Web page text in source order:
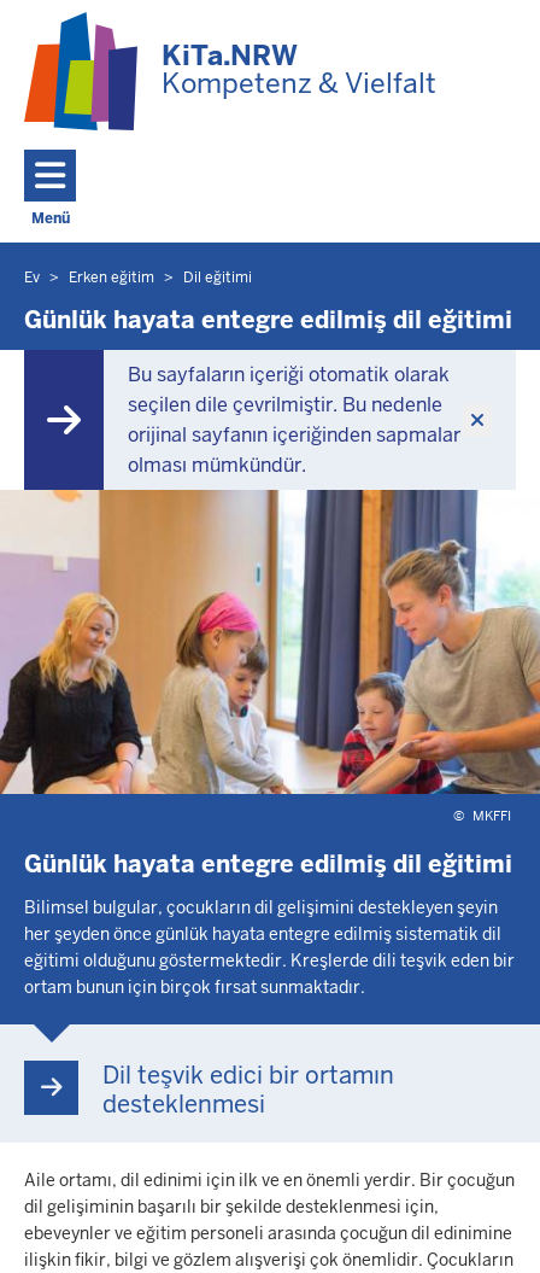
KiTa.NRW
Kompetenz & Vielfalt
Menü
Toggle navigation: Ana Menü
Burada
bulunuyorsunuz
Ev Erken eğitim Dil eğitimi
Günlük hayata entegre edilmiş dil eğitimi
Bu sayfaların içeriği otomatik olarak
seçilen dile çevrilmiştir. Bu nedenle
orijinal sayfanın içeriğinden sapmalar
olması mümkündür.
© MKFFI
Günlük hayata entegre edilmiş dil eğitimi
Bilimsel bulgular, çocukların dil gelişimini destekleyen şeyin
her şeyden önce günlük hayata entegre edilmiş sistematik dil
eğitimi olduğunu göstermektedir. Kreşlerde dili teşvik eden bir
ortam bunun için birçok fırsat sunmaktadır.
Dil teşvik edici bir ortamın
desteklenmesi
Aile ortamı, dil edinimi için ilk ve en önemli yerdir. Bir çocuğun
dil gelişiminin başarılı bir şekilde desteklenmesi için,
ebeveynler ve eğitim personeli arasında çocuğun dil edinimine
ilişkin fikir, bilgi ve gözlem alışverişi çok önemlidir. Çocukların